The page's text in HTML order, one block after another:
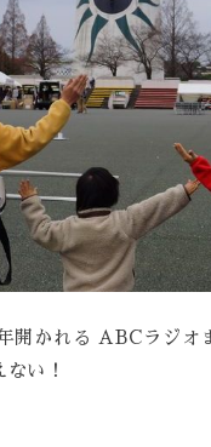
開かれる ABCラジオ
い！